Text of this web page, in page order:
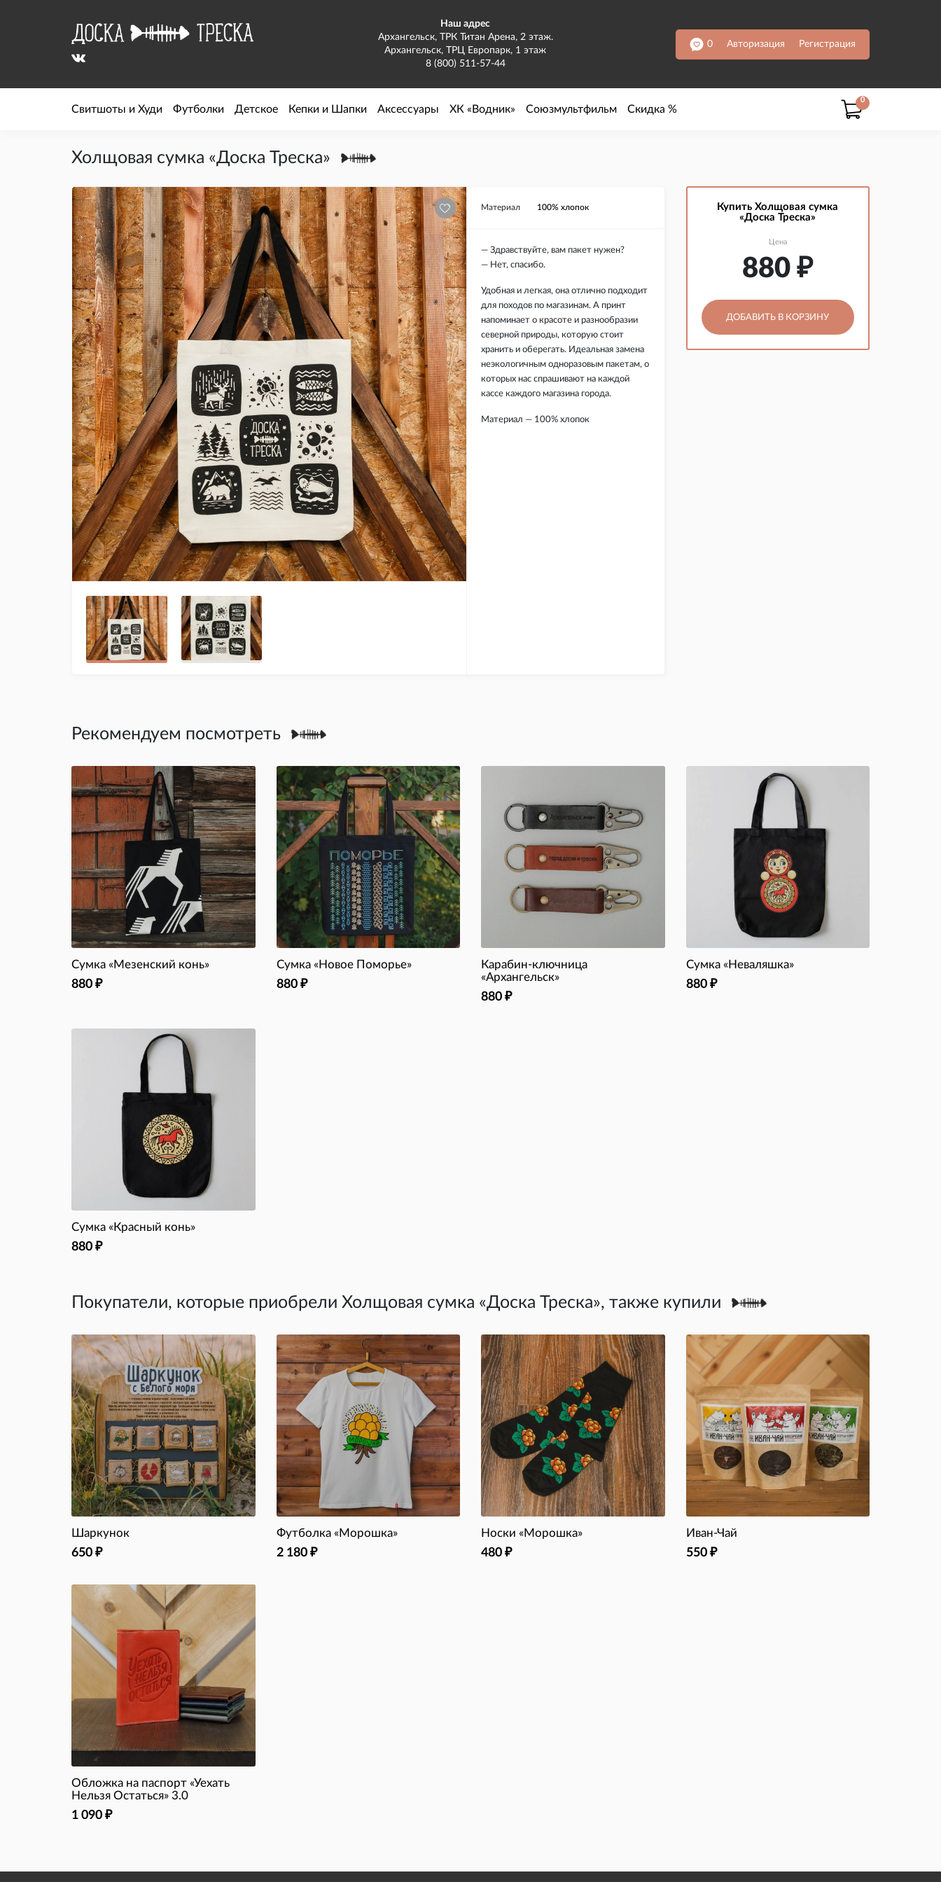
Наш адрес
Архангельск, ТРК Титан Арена, 2 этаж.
Архангельск, ТРЦ Европарк, 1 этаж
8 (800) 511-57-44
0 Авторизация Регистрация
Свитшоты и Худи Футболки Детское Кепки и Шапки Аксессуары ХК «Водник» Союзмультфильм Скидка %
0
Холщовая сумка «Доска Треска»
Материал 100% хлопок
— Здравствуйте, вам пакет нужен?
— Нет, спасибо.
Удобная и легкая, она отлично подходит
для походов по магазинам. А принт
напоминает о красоте и разнообразии
северной природы, которую стоит
хранить и оберегать. Идеальная замена
неэкологичным одноразовым пакетам, о
которых нас спрашивают на каждой
кассе каждого магазина города.
Материал — 100% хлопок
Купить Холщовая сумка
«Доска Треска»
Цена
880₽
ДОБАВИТЬ В КОРЗИНУ
Рекомендуем посмотреть
Сумка «Мезенский конь»
880 ₽
Сумка «Новое Поморье»
880 ₽
Карабин-ключница
«Архангельск»
880 ₽
Сумка «Неваляшка»
880 ₽
Сумка «Красный конь»
880 ₽
Покупатели, которые приобрели Холщовая сумка «Доска Треска», также купили
Шаркунок
650 ₽
Футболка «Морошка»
2 180 ₽
Носки «Морошка»
480 ₽
Иван-Чай
550 ₽
Обложка на паспорт «Уехать
Нельзя Остаться» 3.0
1 090 ₽